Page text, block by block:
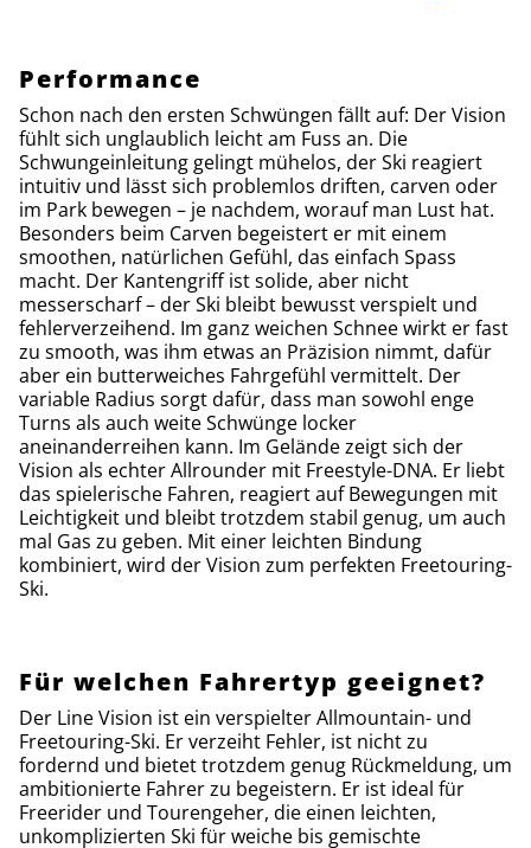
Performance
Schon nach den ersten Schwüngen fällt auf: Der Vision
fühlt sich unglaublich leicht am Fuss an. Die
Schwungeinleitung gelingt mühelos, der Ski reagiert
intuitiv und lässt sich problemlos driften, carven oder
im Park bewegen – je nachdem, worauf man Lust hat.
Besonders beim Carven begeistert er mit einem
smoothen, natürlichen Gefühl, das einfach Spass
macht. Der Kantengriff ist solide, aber nicht
messerscharf – der Ski bleibt bewusst verspielt und
fehlerverzeihend. Im ganz weichen Schnee wirkt er fast
zu smooth, was ihm etwas an Präzision nimmt, dafür
aber ein butterweiches Fahrgefühl vermittelt. Der
variable Radius sorgt dafür, dass man sowohl enge
Turns als auch weite Schwünge locker
aneinanderreihen kann. Im Gelände zeigt sich der
Vision als echter Allrounder mit Freestyle-DNA. Er liebt
das spielerische Fahren, reagiert auf Bewegungen mit
Leichtigkeit und bleibt trotzdem stabil genug, um auch
mal Gas zu geben. Mit einer leichten Bindung
kombiniert, wird der Vision zum perfekten Freetouring-
Ski.
Für welchen Fahrertyp geeignet?
Der Line Vision ist ein verspielter Allmountain- und
Freetouring-Ski. Er verzeiht Fehler, ist nicht zu
fordernd und bietet trotzdem genug Rückmeldung, um
ambitionierte Fahrer zu begeistern. Er ist ideal für
Freerider und Tourengeher, die einen leichten,
unkomplizierten Ski für weiche bis gemischte